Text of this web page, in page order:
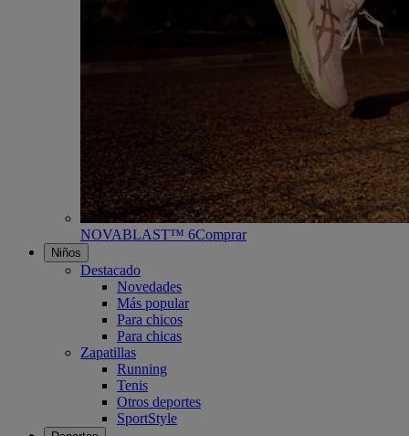
NOVABLAST™ 6Comprar
Niños
Destacado
Novedades
Más popular
Para chicos
Para chicas
Zapatillas
Running
Tenis
Otros deportes
SportStyle